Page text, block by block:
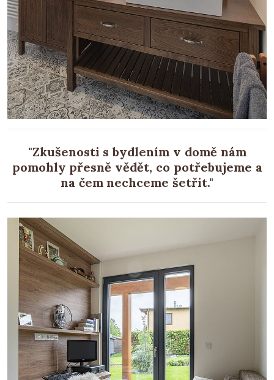
"Zkušenosti s bydlením v domě nám
pomohly přesně vědět, co potřebujeme a
na čem nechceme šetřit."